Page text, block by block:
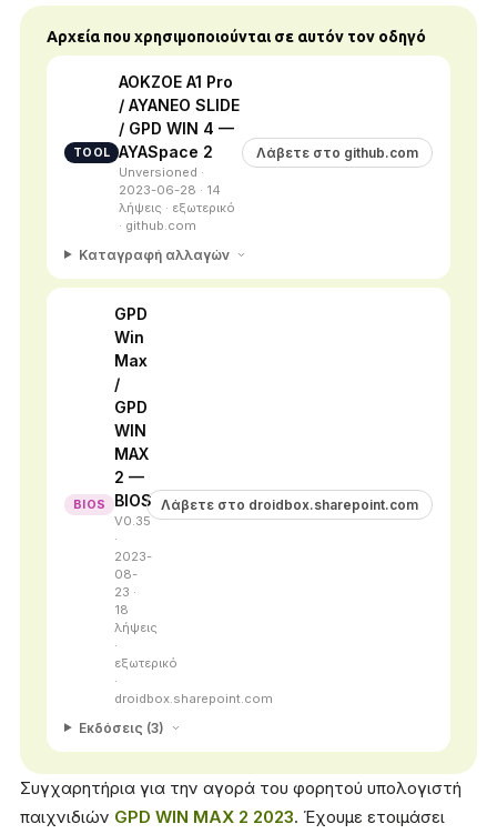
Αρχεία που χρησιμοποιούνται σε αυτόν τον οδηγό
TOOL
AOKZOE A1 Pro
/ AYANEO SLIDE
/ GPD WIN 4 —
AYASpace 2
Unversioned ·
2023-06-28 · 14
λήψεις · εξωτερικό
· github.com
Λάβετε στο github.com
Καταγραφή αλλαγών
BIOS
GPD
Win
Max
/
GPD
WIN
MAX
2 —
BIOS
V0.35
·
2023-
08-
23 ·
18
λήψεις
·
εξωτερικό
·
droidbox.sharepoint.com
Λάβετε στο droidbox.sharepoint.com
Εκδόσεις (3)
Συγχαρητήρια για την αγορά του φορητού υπολογιστή
παιχνιδιών GPD WIN MAX 2 2023. Έχουμε ετοιμάσει